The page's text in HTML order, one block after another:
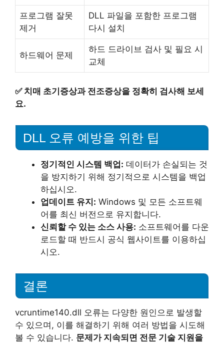
프로그램 잘못
제거
DLL 파일을 포함한 프로그램
다시 설치
하드웨어 문제
하드 드라이브 검사 및 필요 시
교체
✅ 치매 초기증상과 전조증상을 정확히 검사해 보세
요.
DLL 오류 예방을 위한 팁
정기적인 시스템 백업: 데이터가 손실되는 것
을 방지하기 위해 정기적으로 시스템을 백업
하십시오.
업데이트 유지: Windows 및 모든 소프트웨
어를 최신 버전으로 유지합니다.
신뢰할 수 있는 소스 사용: 소프트웨어를 다운
로드할 때 반드시 공식 웹사이트를 이용하십
시오.
결론
vcruntime140.dll 오류는 다양한 원인으로 발생할
수 있으며, 이를 해결하기 위해 여러 방법을 시도해
볼 수 있습니다. 문제가 지속되면 전문 기술 지원을